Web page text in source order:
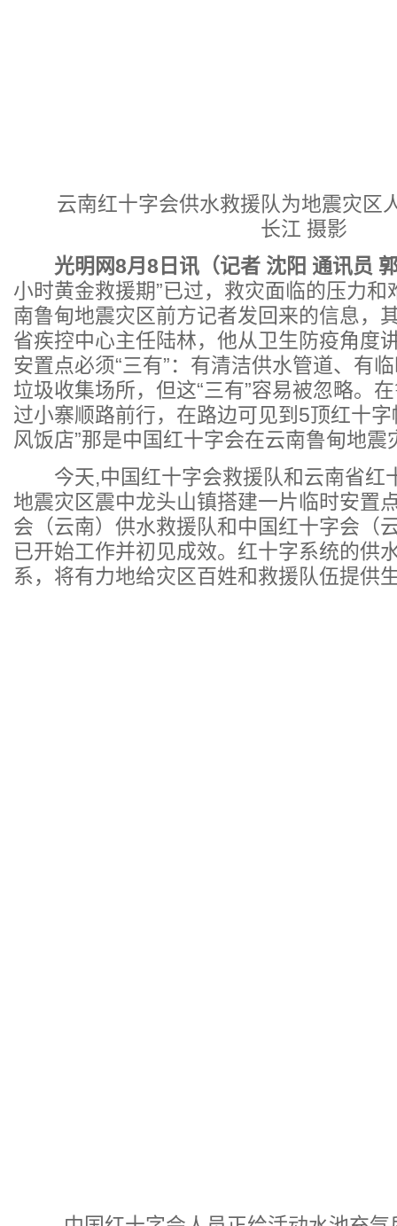
云南红十字会供水救援队为地震灾区
长江 摄影
光明网8月8日讯（记者 沈阳 通讯员
小时黄金救援期”已过，救灾面临的压力
南鲁甸地震灾区前方记者发回来的信息，
省疾控中心主任陆林，他从卫生防疫角度
安置点必须“三有”：有清洁供水管道、有
垃圾收集场所，但这“三有”容易被忽略。
过小寨顺路前行，在路边可见到5顶红十
风饭店”那是中国红十字会在云南鲁甸地
今天,中国红十字会救援队和云南省红
地震灾区震中龙头山镇搭建一片临时安置
会（云南）供水救援队和中国红十字会（
已开始工作并初见成效。红十字系统的供
系，将有力地给灾区百姓和救援队伍提供